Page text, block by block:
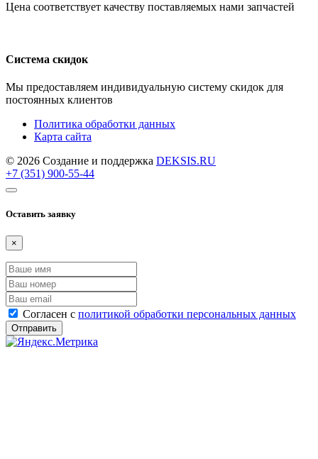
Цена соответствует качеству поставляемых нами запчастей
Система скидок
Мы предоставляем индивидуальную систему скидок для
постоянных клиентов
Политика обработки данных
Карта сайта
© 2026 Создание и поддержка DEKSIS.RU
+7 (351) 900-55-44
Оставить заявку
×
Согласен с политикой обработки персональных данных
Отправить